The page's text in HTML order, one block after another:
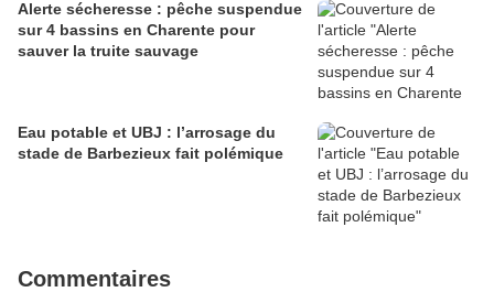
Alerte sécheresse : pêche suspendue
sur 4 bassins en Charente pour
sauver la truite sauvage
Eau potable et UBJ : l’arrosage du
stade de Barbezieux fait polémique
Commentaires